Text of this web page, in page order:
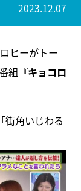
2023.12.07
ヒーがトー
組 『キョコロ
街角いじわる